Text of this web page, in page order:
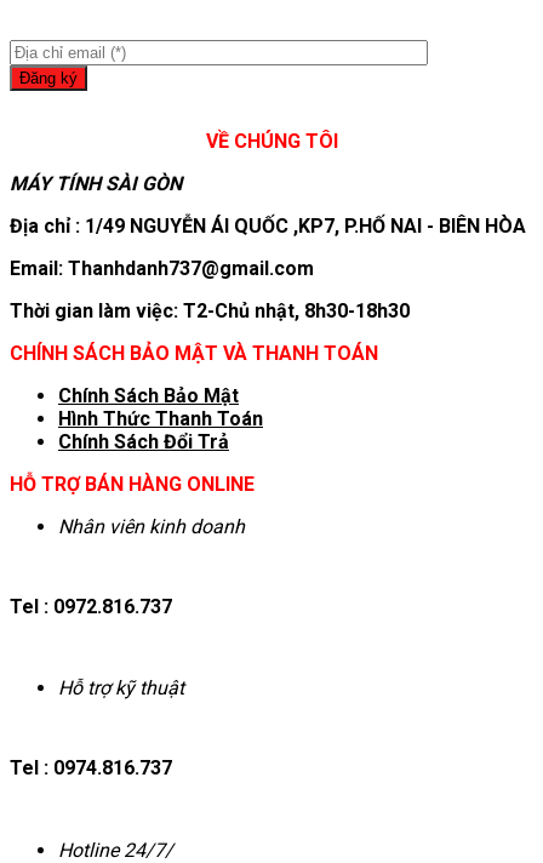
VỀ CHÚNG TÔI
MÁY TÍNH SÀI GÒN
Địa chỉ : 1/49 NGUYỄN ÁI QUỐC ,KP7, P.HỐ NAI - BIÊN HÒA
Email: Thanhdanh737@gmail.com
Thời gian làm việc: T2-Chủ nhật, 8h30-18h30
CHÍNH SÁCH BẢO MẬT VÀ THANH TOÁN
Chính Sách Bảo Mật
Hình Thức Thanh Toán
Chính Sách Đổi Trả
HỖ TRỢ BÁN HÀNG ONLINE
Nhân viên kinh doanh
Tel : 0972.816.737
Hỗ trợ kỹ thuật
Tel : 0974.816.737
Hotline 24/7/